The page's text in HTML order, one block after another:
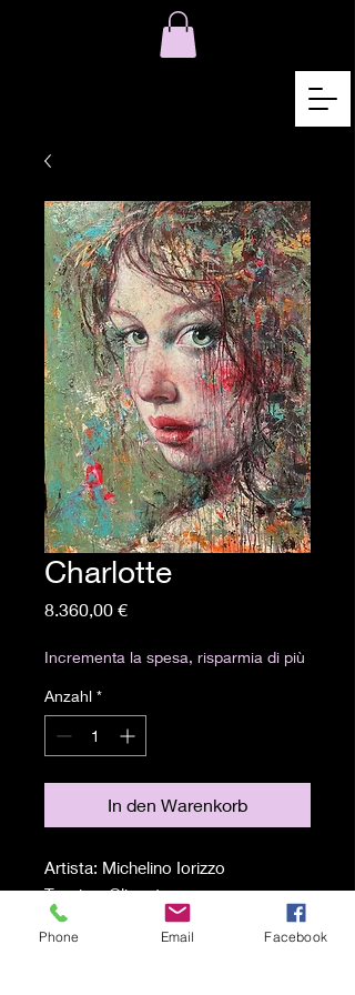
Charlotte
8.360,00 €Preis
Incrementa la spesa, risparmia di più
Anzahl *
In den Warenkorb
Artista: Michelino Iorizzo
Tecnica: Olio e tempera grassa su
tavola
Misure: 119x90 cm
Phone Email Facebook